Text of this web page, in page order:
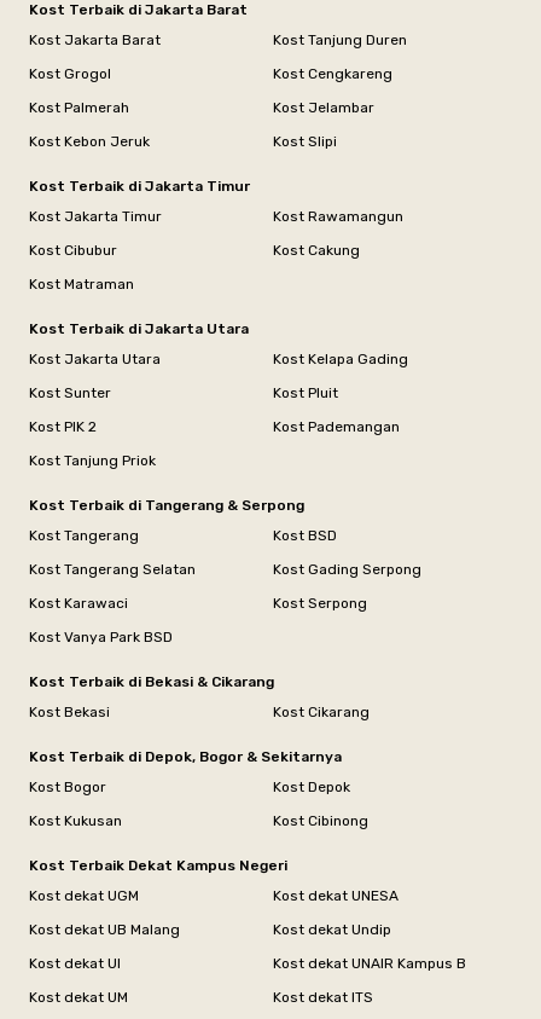
Kost Terbaik di Jakarta Barat
Kost Jakarta Barat
Kost Tanjung Duren
Kost Grogol
Kost Cengkareng
Kost Palmerah
Kost Jelambar
Kost Kebon Jeruk
Kost Slipi
Kost Terbaik di Jakarta Timur
Kost Jakarta Timur
Kost Rawamangun
Kost Cibubur
Kost Cakung
Kost Matraman
Kost Terbaik di Jakarta Utara
Kost Jakarta Utara
Kost Kelapa Gading
Kost Sunter
Kost Pluit
Kost PIK 2
Kost Pademangan
Kost Tanjung Priok
Kost Terbaik di Tangerang & Serpong
Kost Tangerang
Kost BSD
Kost Tangerang Selatan
Kost Gading Serpong
Kost Karawaci
Kost Serpong
Kost Vanya Park BSD
Kost Terbaik di Bekasi & Cikarang
Kost Bekasi
Kost Cikarang
Kost Terbaik di Depok, Bogor & Sekitarnya
Kost Bogor
Kost Depok
Kost Kukusan
Kost Cibinong
Kost Terbaik Dekat Kampus Negeri
Kost dekat UGM
Kost dekat UNESA
Kost dekat UB Malang
Kost dekat Undip
Kost dekat UI
Kost dekat UNAIR Kampus B
Kost dekat UM
Kost dekat ITS